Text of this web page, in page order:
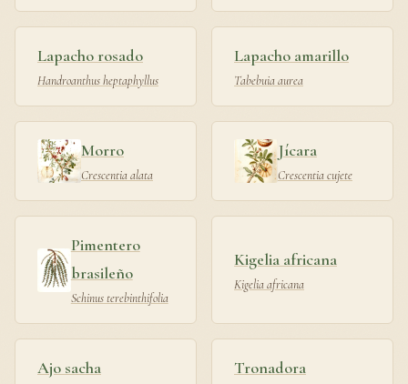
Lapacho rosado
Handroanthus heptaphyllus
Lapacho amarillo
Tabebuia aurea
Morro
Crescentia alata
Jícara
Crescentia cujete
Pimentero
brasileño
Schinus terebinthifolia
Kigelia africana
Kigelia africana
Ajo sacha Tronadora